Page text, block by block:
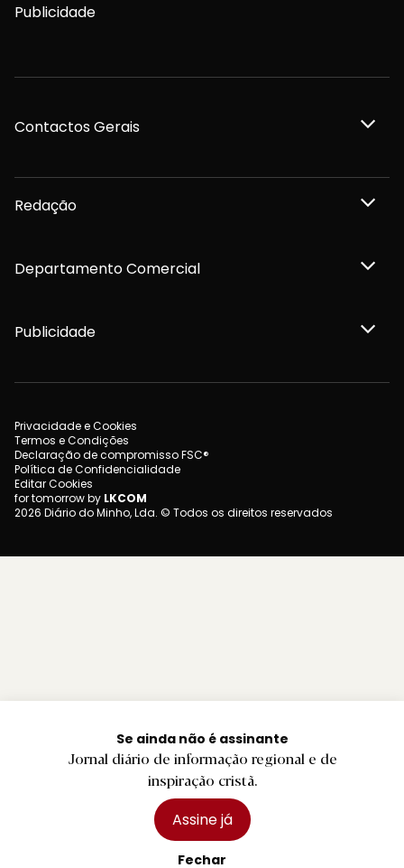
Se ainda não é assinante
Jornal diário de informação regional e de
inspiração cristã.
Assine já
Fechar
Publicidade
Contactos Gerais
Redação
Departamento Comercial
Publicidade
Privacidade e Cookies
Termos e Condições
Declaração de compromisso FSC®
Política de Confidencialidade
Editar Cookies
for tomorrow by LKCOM
2026 Diário do Minho, Lda. © Todos os direitos reservados